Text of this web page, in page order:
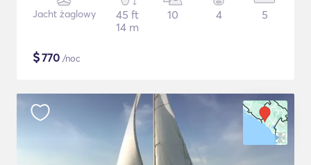
Jacht żaglowy
45 ft
14 m
10 4 5
$770 /noc